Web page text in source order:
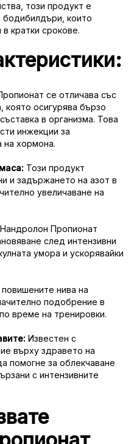
този продукт е
бодибилдъри, които
кратки срокове.
се отличава със
която осигурява бързо
в организма. Това
инжекции за
на хормона.
Този продукт
и задържането на азот в
увеличаване на
Пропионат
след интензивни
умора и ускорявайки
нива на
подобрение в
време на тренировки.
Известен с
върху здравето на
помогне за облекчаване
с интензивните